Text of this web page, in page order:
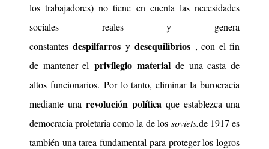
los trabajadores) no tiene en cuenta las necesidades
sociales reales y genera
constantesdespilfarros ydesequilibrios , con el fin
de mantener el privilegio materialde una casta de
altos funcionarios. Por lo tanto, eliminar la burocracia
mediante una revolución política que establezca una
democracia proletaria como la de los soviets.de 1917 es
también una tarea fundamental para proteger los logros